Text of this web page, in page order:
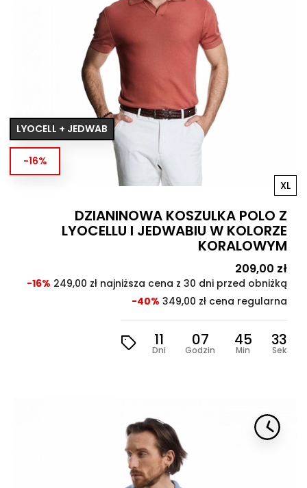
LYOCELL + JEDWAB
-16%
XL
DZIANINOWA KOSZULKA POLO Z
LYOCELLU I JEDWABIU W KOLORZE
KORALOWYM
Cena
209,00 zł
-16% 249,00 zł najniższa cena z 30 dni przed obniżką
-40% 349,00 zł cena regularna
11
Dni
07
Godzin
45
Min
31
Sek